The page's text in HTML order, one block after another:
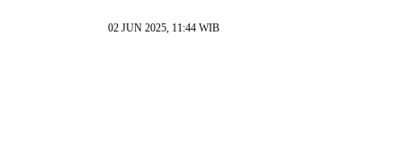
02 JUN 2025, 11:44 WIB